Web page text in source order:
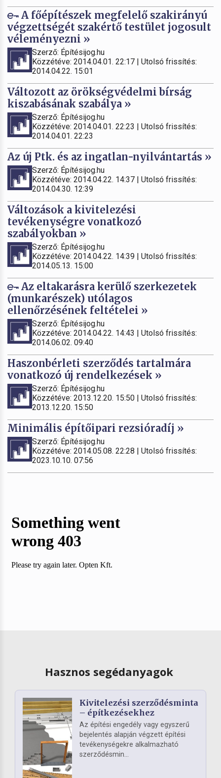
A főépítészek megfelelő szakirányú
végzettségét szakértő testület jogosult
véleményezni »
Szerző: Építésijog.hu
Közzétéve: 2014.04.01. 22:17 | Utolsó frissítés:
2014.04.22. 15:01
Változott az örökségvédelmi bírság
kiszabásának szabálya »
Szerző: Építésijog.hu
Közzétéve: 2014.04.01. 22:23 | Utolsó frissítés:
2014.04.01. 22:23
Az új Ptk. és az ingatlan-nyilvántartás »
Szerző: Építésijog.hu
Közzétéve: 2014.04.22. 14:37 | Utolsó frissítés:
2014.04.30. 12:39
Változások a kivitelezési
tevékenységre vonatkozó
szabályokban »
Szerző: Építésijog.hu
Közzétéve: 2014.04.22. 14:39 | Utolsó frissítés:
2014.05.13. 15:00
Az eltakarásra kerülő szerkezetek
(munkarészek) utólagos
ellenőrzésének feltételei »
Szerző: Építésijog.hu
Közzétéve: 2014.04.22. 14:43 | Utolsó frissítés:
2014.06.02. 09:40
Haszonbérleti szerződés tartalmára
vonatkozó új rendelkezések »
Szerző: Építésijog.hu
Közzétéve: 2013.12.20. 15:50 | Utolsó frissítés:
2013.12.20. 15:50
Minimális építőipari rezsióradíj »
Szerző: Építésijog.hu
Közzétéve: 2014.05.08. 22:28 | Utolsó frissítés:
2023.10.10. 07:56
Hasznos segédanyagok
Kivitelezési szerződésminta
– építkezésekhez
Az építési engedély vagy egyszerű
bejelentés alapján végzett építési
tevékenységekre alkalmazható
szerződésmin...